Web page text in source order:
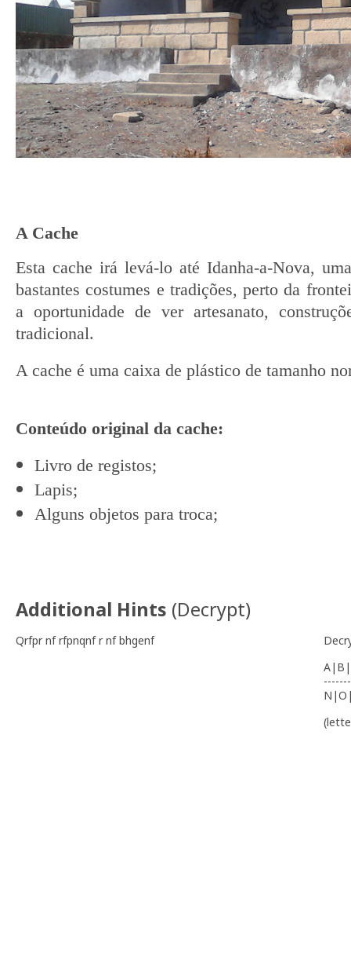
A Cache
Esta cache irá levá-lo até Idanha-a-Nova,
bastantes costumes e tradições, perto da
a oportunidade de ver artesanato,
tradicional.
A cache é uma caixa de plástico de tamanho
Conteúdo original da cache:
Livro de registos;
Lapis;
Alguns objetos para troca;
Additional Hints (Decrypt)
Qrfpr nf rfpnqnf r nf bhgenf